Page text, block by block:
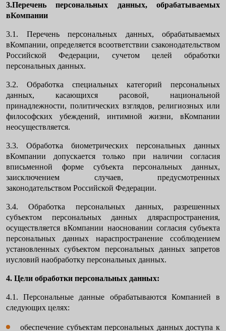
3.Перечень персональных данных, обрабатываемых
вКомпании
3.1. Перечень персональных данных, обрабатываемых
вКомпании, определяется всоответствии сзаконодательством
Российской Федерации, сучетом целей обработки
персональных данных.
3.2. Обработка специальных категорий персональных
данных, касающихся расовой, национальной
принадлежности, политических взглядов, религиозных или
философских убеждений, интимной жизни, вКомпании
неосуществляется.
3.3. Обработка биометрических персональных данных
вКомпании допускается только при наличии согласия
вписьменной форме субъекта персональных данных,
заисключением случаев, предусмотренных
законодательством Российской Федерации.
3.4. Обработка персональных данных, разрешенных
субъектом персональных данных дляраспространения,
осуществляется вКомпании наосновании согласия субъекта
персональных данных нараспространение ссоблюдением
установленных субъектом персональных данных запретов
иусловий наобработку персональных данных.
4. Цели обработки персональных данных:
4.1. Персональные данные обрабатываются Компанией в
следующих целях:
обеспечение субъектам персональных данных доступа к